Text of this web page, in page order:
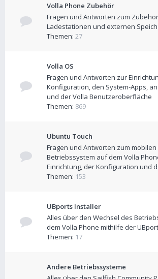
Volla Phone Zubehör
Fragen und Antworten zum
Ladestationen und externen
Themen: 27
Volla OS
Fragen und Antworten zur
Konfiguration, den System-Apps,
und der Volla Benutzeroberfläche
Themen: 869
Ubuntu Touch
Fragen und Antworten zum mobilen
Betriebssystem auf dem Volla
Einrichtung, der Konfiguration und
Themen: 153
UBports Installer
Alles über den Wechsel des
dem Volla Phone mithilfe der
Themen: 17
Andere Betriebssysteme